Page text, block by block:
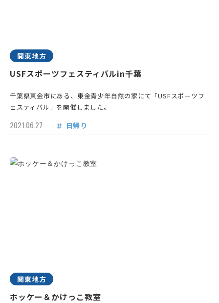
関東地方
USFスポーツフェスティバルin千葉
千葉県東金市にある、東金青少年自然の家にて「USFスポーツフ
ェスティバル」を開催しました。
2021.06.27 日帰り
関東地方
ホッケー＆かけっこ教室